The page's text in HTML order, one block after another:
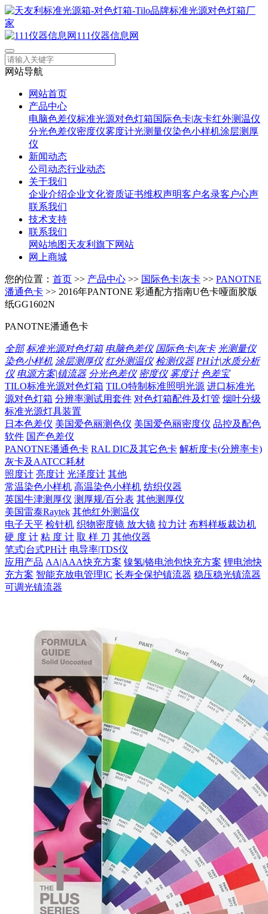
111仪器信息网
网站导航
网站首页
产品中心
电脑色差仪标准光源对色灯箱国际色卡|灰卡红外测温仪
分光色差仪密度仪雾度计光测量仪染色小样机涂层测厚
仪
新闻动态
公司动态行业动态
关于我们
企业介绍企业文化资质证书维权声明客户名录客户心声
联系我们
技术支持
联系我们
网站地图天友利旗下网站
网上商城
您的位置： 首页 >> 产品中心 >> 国际色卡|灰卡 >> PANOTNE
潘通色卡 >> 2016年PANTONE 彩通配方指南U色卡哑面胶版
纸GG1602N
PANOTNE潘通色卡
全部 标准光源对色灯箱 电脑色差仪 国际色卡|灰卡 光测量仪
染色小样机 涂层测厚仪 红外测温仪 检测仪器 PH计|水质分析
仪 电源方案|镇流器 分光色差仪 密度仪 雾度计 色差宝
TILO标准光源对色灯箱 TILO特制标准照明光源 进口标准光
源对色灯箱 分辨率测试用套件 对色灯箱配件及灯管 烟叶分级
标准光源灯具装置
日本色差仪 美国爱色丽测色仪 美国爱色丽密度仪 品控及配色
软件 国产色差仪
PANOTNE潘通色卡 RAL DIC及其它色卡 解析度卡(分辨率卡)
灰卡及AATCC耗材
照度计 亮度计 光泽度计 其他
常温染色小样机 高温染色小样机 纺织仪器
英国牛津测厚仪 测厚规/百分表 其他测厚仪
美国雷泰Raytek 其他红外测温仪
电子天平 检针机 织物密度镜 放大镜 拉力计 布料样板裁边机
硬 度 计 粘 度 计 取 样 刀 其他仪器
笔式|台式PH计 电导率|TDS仪
应用产品 AA|AAA快充方案 镍氢|铬电池包快充方案 锂电池快
充方案 智能充放电管理IC 长寿全保护镇流器 稳压稳光镇流器
可调光镇流器